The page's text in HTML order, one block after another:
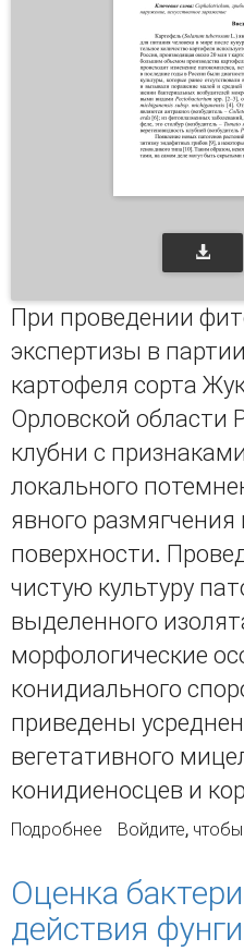
При проведении
экспертизы в
картофеля сорта
Орловской области
клубни с
локального
явного
поверхности.
чистую культуру
выделенного
морфологические
конидиального
приведены
вегетативного
конидиеносцев и
Подробнее о Первое
Войдите,
Оценка
действия